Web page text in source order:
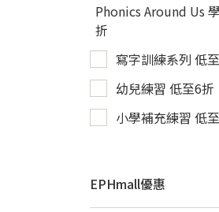
Phonics Around Us
折
寫字訓練系列 低
幼兒練習 低至6折
小學補充練習 低
EPHmall優惠